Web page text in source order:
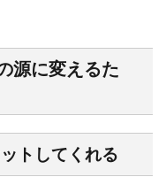
源に変えるた
トしてくれる